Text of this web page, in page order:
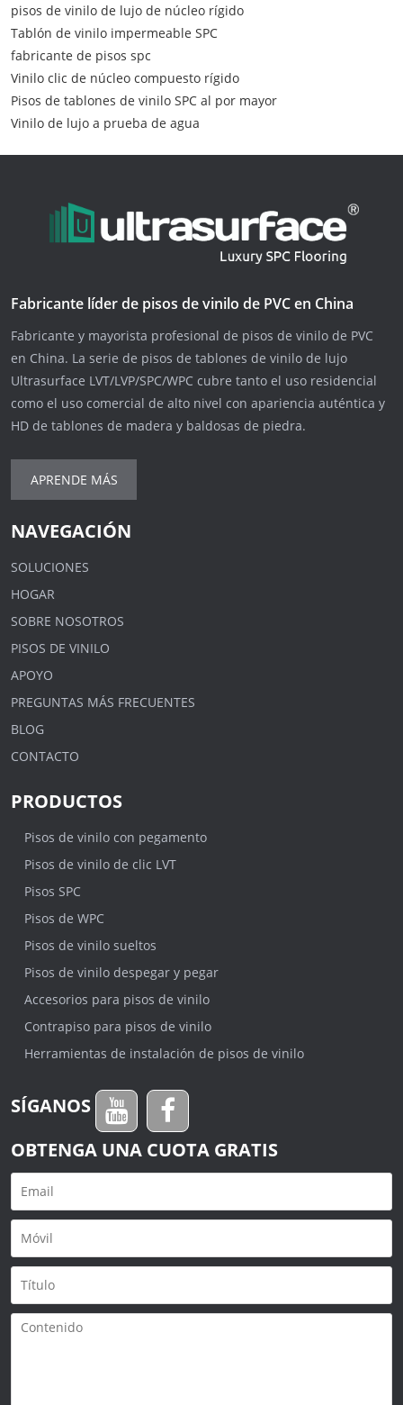
pisos de vinilo de lujo de núcleo rígido
Tablón de vinilo impermeable SPC
fabricante de pisos spc
Vinilo clic de núcleo compuesto rígido
Pisos de tablones de vinilo SPC al por mayor
Vinilo de lujo a prueba de agua
Fabricante líder de pisos de vinilo de PVC en China
Fabricante y mayorista profesional de pisos de vinilo de PVC
en China. La serie de pisos de tablones de vinilo de lujo
Ultrasurface LVT/LVP/SPC/WPC cubre tanto el uso residencial
como el uso comercial de alto nivel con apariencia auténtica y
HD de tablones de madera y baldosas de piedra.
APRENDE MÁS
NAVEGACIÓN
SOLUCIONES
HOGAR
SOBRE NOSOTROS
PISOS DE VINILO
APOYO
PREGUNTAS MÁS FRECUENTES
BLOG
CONTACTO
PRODUCTOS
Pisos de vinilo con pegamento
Pisos de vinilo de clic LVT
Pisos SPC
Pisos de WPC
Pisos de vinilo sueltos
Pisos de vinilo despegar y pegar
Accesorios para pisos de vinilo
Contrapiso para pisos de vinilo
Herramientas de instalación de pisos de vinilo
SÍGANOS
OBTENGA UNA CUOTA GRATIS